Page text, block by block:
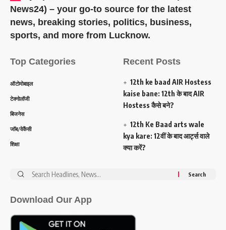
News24) – your go-to source for the latest
news, breaking stories, politics, business,
sports, and more from Lucknow.
Top Categories
ऑटोमोबाइल
टेक्नोलॉजी
बिजनेस
जॉब/वेकैंसी
शिक्षा
Recent Posts
12th ke baad AIR Hostess
kaise bane: 12th के बाद AIR
Hostess कैसे बने?
12th Ke Baad arts wale
kya kare: 12वीं के बाद आर्ट्स वाले
क्या करें?
Search
Download Our App